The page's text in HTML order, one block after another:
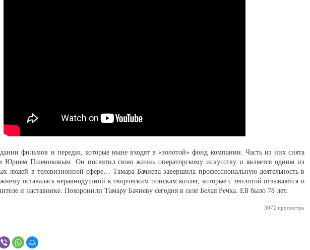
фильмов и передач, которые ныне входят в «золотой» фонд компании. Часть из них снята
Юрием Пшеноковым. Он посвятил свою жизнь операторскому искусству и является одним из
людей в телевизионной сфере… Тамара Бачиева завершила профессиональную деятельность в
оставалась неравнодушной к творческим поискам коллег, которые с теплотой отзываются о
и наставнике. Похоронили Тамару Бачиеву сегодня в селе Белая Речка. Ей было 78 лет.
3072 просмотра